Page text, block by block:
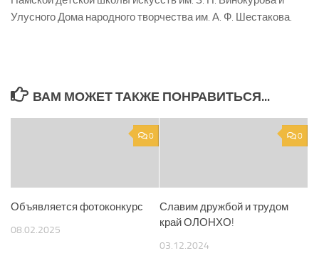
Улусного Дома народного творчества им. А. Ф. Шестакова.
ВАМ МОЖЕТ ТАКЖЕ ПОНРАВИТЬСЯ...
0
Объявляется фотоконкурс
08.02.2025
0
Славим дружбой и трудом
край ОЛОНХО!
03.12.2024